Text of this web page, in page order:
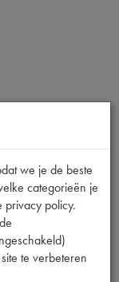
we je de beste
categorieën je
privacy policy.
te verbeteren